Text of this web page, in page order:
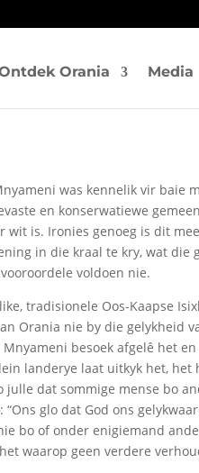
Orania Media
was kennelik vir baie
en konserwatiewe
is. Ironies genoeg is dit
in die kraal te kry, wat die
voldoen nie.
tradisionele Oos-Kaapse
Orania nie by die gelykheid
besoek afgelê het
landerye laat uitkyk het, het
dat sommige mense bo
glo dat God ons
bo of onder enigiemand
waarop geen verdere